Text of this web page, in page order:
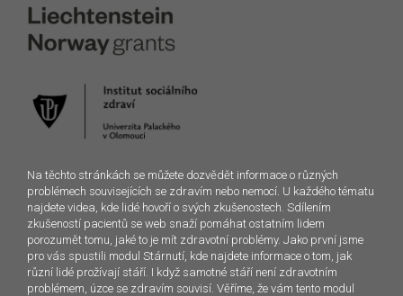
Na těchto stránkách se můžete dozvědět informace o různých
problémech souvisejících se zdravím nebo nemocí. U každého tématu
najdete videa, kde lidé hovoří o svých zkušenostech. Sdílením
zkušeností pacientů se web snaží pomáhat ostatním lidem
porozumět tomu, jaké to je mít zdravotní problémy. Jako první jsme
pro vás spustili modul Stárnutí, kde najdete informace o tom, jak
různí lidé prožívají stáří. I když samotné stáří není zdravotním
problémem, úzce se zdravím souvisí. Věříme, že vám tento modul